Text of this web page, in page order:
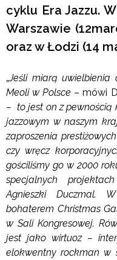
cyklu Era Jazzu.
Warszawie
oraz w Łodzi (14
„Jeśli miarą uwielbienia
Meoli w Polsce – mówi
– to jest on z pewnością
jazzowym w naszym
zaproszenia
czy wręcz
gościliśmy go w 2000
specjalnych
Agnieszki Duczmal.
bohaterem Christmas
w Sali Kongresowej.
jest jako wirtuoz –
elokwentny rockman w